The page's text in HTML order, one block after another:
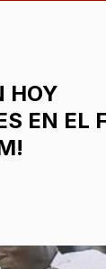
HOY
EN EL